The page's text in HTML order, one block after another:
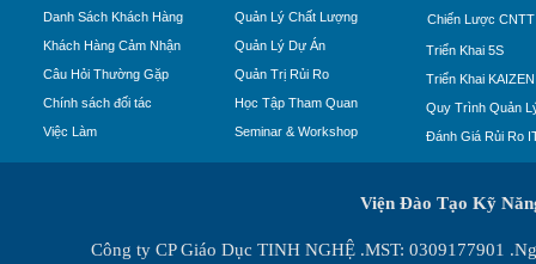
Danh Sách Khách Hàng
Khách Hàng Cảm Nhận
Câu Hỏi Thường Gặp
Chính sách đối tác
Việc Làm
Quản Lý Chất Lượng
Quản Lý Dự Án
Quản Trị Rủi Ro
Học Tập Tham Quan
Seminar & Workshop
Chiến Lược CNTT
Triển Khai 5S
Triển Khai KAIZEN
Quy Trình Quản
Đánh Giá Rủi Ro
Viện Đào Tạo Kỹ
Công ty CP Giáo Dục TINH NGHỆ .MST: 0309177901